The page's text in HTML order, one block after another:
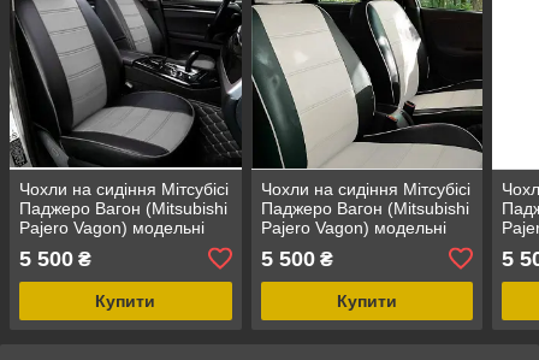
Чохли на сидіння Мітсубісі
Паджеро Вагон (Mitsubishi
Pajero Vagon) модельні
MAX-N з екошкіри Чорно-
сірий,
5 500 ₴
Купити
Чохли на сидіння Мітсубісі
Паджеро Вагон (Mitsubishi
Pajero Vagon) модельні
MAX-N з екошкіри Чорно-
білий
5 500₴
Купити
5